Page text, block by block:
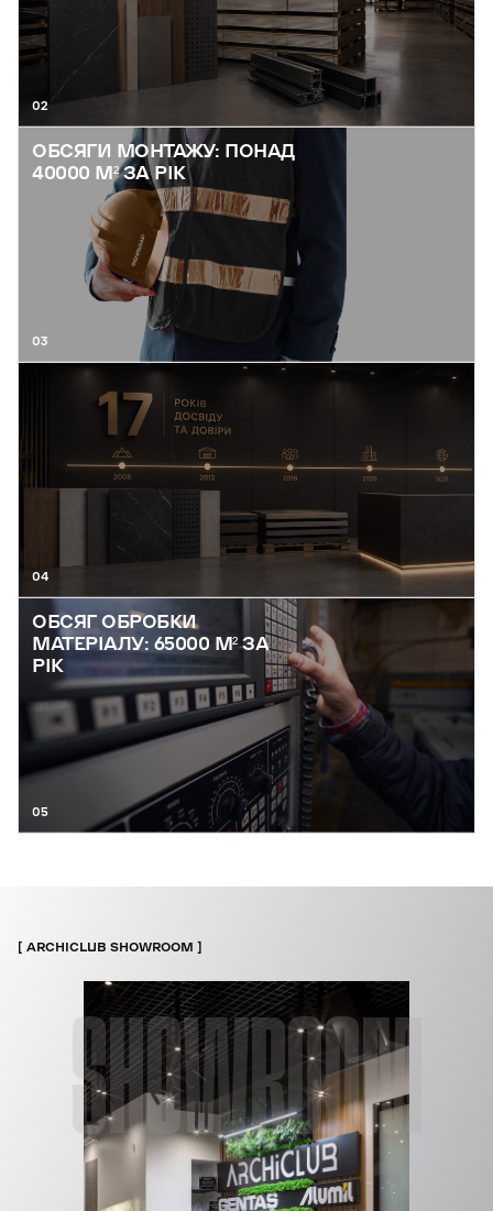
02
ОБСЯГИ МОНТАЖУ: ПОНАД
40000 М² ЗА РІК
03
04
ОБСЯГ ОБРОБКИ
МАТЕРІАЛУ: 65000 М² ЗА
РІК
05
SHOWROOM
ARCHICLUB SHOWROOM